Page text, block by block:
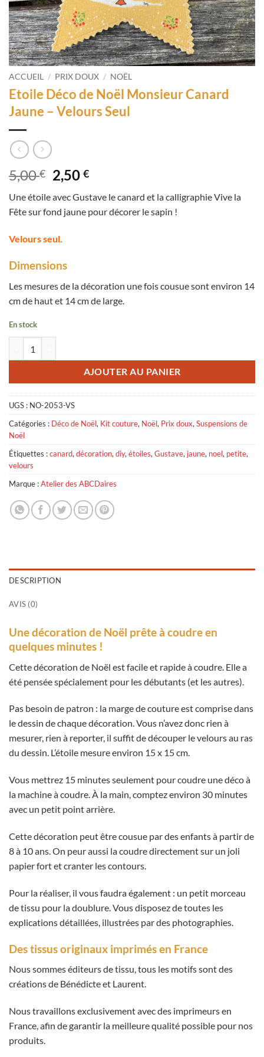
ACCUEIL / PRIX DOUX / NOËL
Etoile Déco de Noël Monsieur Canard
Jaune – Velours Seul
5,00€ Le
prix
initial
était :
2,50€Le
actuel
est :
Une étoile avec Gustave le canard et la calligraphie Vive la
Fête sur fond jaune pour décorer le sapin !
Velours seul.
Dimensions
Les mesures de la décoration une fois cousue sont environ 14
cm de haut et 14 cm de large.
En stock
AJOUTER AU PANIER
UGS : NO-2053-VS
Catégories : Déco de Noël, Kit couture, Noël, Prix doux, Suspensions de
Noël
Étiquettes :canard, décoration, diy, étoiles, Gustave, jaune, noel, petite,
velours
Marque :Atelier des ABCDaires
DESCRIPTION
AVIS (0)
Une décoration de Noël prête à coudre en
quelques minutes !
Cette décoration de Noël est facile et rapide à coudre. Elle a
été pensée spécialement pour les débutants (et les autres).
Pas besoin de patron : la marge de couture est comprise dans
le dessin de chaque décoration. Vous n’avez donc rien à
mesurer, rien à reporter, il suffit de découper le velours au ras
du dessin. L’étoile mesure environ 15 x 15 cm.
Vous mettrez 15 minutes seulement pour coudre une déco à
la machine à coudre. À la main, comptez environ 30 minutes
avec un petit point arrière.
Cette décoration peut être cousue par des enfants à partir de
8 à 10 ans. On peur aussi la coudre directement sur un joli
papier fort et cranter les contours.
Pour la réaliser, il vous faudra également : un petit morceau
de tissu pour la doublure. Vous disposez de toutes les
explications détaillées, illustrées par des photographies.
Des tissus originaux imprimés en France
Nous sommes éditeurs de tissu, tous les motifs sont des
créations de Bénédicte et Laurent.
Nous travaillons exclusivement avec des imprimeurs en
France, afin de garantir la meilleure qualité possible pour nos
produits.